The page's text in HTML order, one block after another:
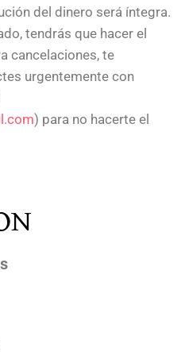
del dinero será íntegra.
tendrás que hacer el
cancelaciones, te
urgentemente con
) para no hacerte el